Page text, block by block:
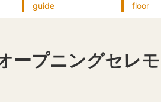
guide
floor
プニングセレ